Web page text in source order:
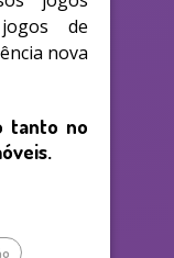
de
nova
tanto no